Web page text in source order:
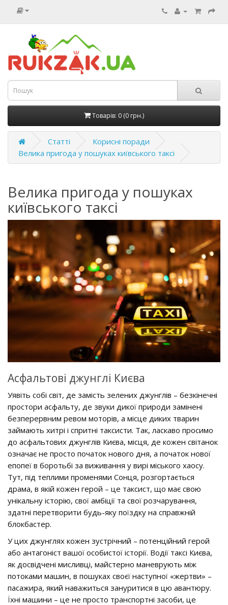
Товарів: 0 (0 грн.)
Статті
Корисні поради
Велика пригода у пошуках київського таксі
Велика пригода у пошуках
київського таксі
Асфальтові джунглі Києва
Уявіть собі світ, де замість зелених джунглів – безкінечні
простори асфальту, де звуки дикої природи замінені
безперервним ревом моторів, а місце диких тварин
займають хитрі і спритні таксисти. Так, ласкаво просимо
до асфальтових джунглів Києва, місця, де кожен світанок
означає не просто початок нового дня, а початок нової
епопеї в боротьбі за виживання у вирі міського хаосу.
Тут, під теплими променями Сонця, розгортається
драма, в якій кожен герой – це таксист, що має свою
унікальну історію, свої амбіції та свої розчарування,
здатні перетворити будь-яку поїздку на справжній
блокбастер.
У цих джунглях кожен зустрічний – потенційний герой
або антагоніст вашої особистої історії. Водії таксі Києва,
як досвідчені мисливці, майстерно маневрують між
потоками машин, в пошуках своєї наступної «жертви» –
пасажира, який наважиться зануритися в цю авантюру.
Їхні машини – це не просто транспортні засоби, це